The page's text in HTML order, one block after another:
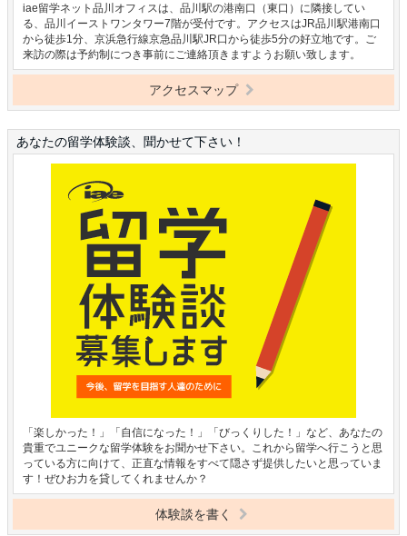
iae留学ネット品川オフィスは、品川駅の港南口（東口）に隣接してい
る、品川イーストワンタワー7階が受付です。アクセスはJR品川駅港南口
から徒歩1分、京浜急行線京急品川駅JR口から徒歩5分の好立地です。ご
来訪の際は予約制につき事前にご連絡頂きますようお願い致します。
アクセスマップ
あなたの留学体験談、聞かせて下さい！
「楽しかった！」「自信になった！」「びっくりした！」など、あなたの
貴重でユニークな留学体験をお聞かせ下さい。これから留学へ行こうと思
っている方に向けて、正直な情報をすべて隠さず提供したいと思っていま
す！ぜひお力を貸してくれませんか？
体験談を書く